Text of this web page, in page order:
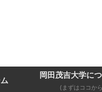
(まずはココか